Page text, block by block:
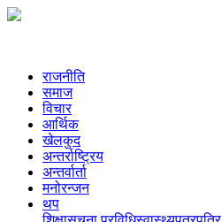
राजनीति
समाज
विचार
आर्थिक
खेलकुद
अन्तर्राष्ट्रिय
अन्तर्वार्ता
मनोरन्जन
थप